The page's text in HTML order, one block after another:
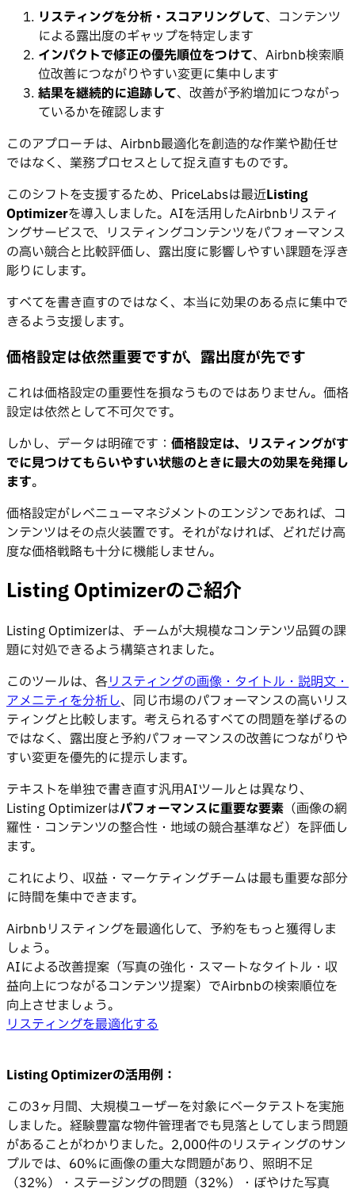
リスティングを分析・スコアリングして、コンテンツ
による露出度のギャップを特定します
インパクトで修正の優先順位をつけて、Airbnb検索順
位改善につながりやすい変更に集中します
結果を継続的に追跡して、改善が予約増加につながっ
ているかを確認します
このアプローチは、Airbnb最適化を創造的な作業や勘任せ
ではなく、業務プロセスとして捉え直すものです。
このシフトを支援するため、PriceLabsは最近Listing
Optimizerを導入しました。AIを活用したAirbnbリスティ
ングサービスで、リスティングコンテンツをパフォーマンス
の高い競合と比較評価し、露出度に影響しやすい課題を浮き
彫りにします。
すべてを書き直すのではなく、本当に効果のある点に集中で
きるよう支援します。
価格設定は依然重要ですが、露出度が先です
これは価格設定の重要性を損なうものではありません。価格
設定は依然として不可欠です。
しかし、データは明確です： 価格設定は、リスティングがす
でに見つけてもらいやすい状態のときに最大の効果を発揮し
ます。
価格設定がレベニューマネジメントのエンジンであれば、コ
ンテンツはその点火装置です。それがなければ、どれだけ高
度な価格戦略も十分に機能しません。
Listing Optimizerのご紹介
Listing Optimizerは、チームが大規模なコンテンツ品質の課
題に対処できるよう構築されました。
このツールは、各リスティングの画像・タイトル・説明文・
アメニティを分析し、同じ市場のパフォーマンスの高いリス
ティングと比較します。考えられるすべての問題を挙げるの
ではなく、露出度と予約パフォーマンスの改善につながりや
すい変更を優先的に提示します。
テキストを単独で書き直す汎用AIツールとは異なり、
Listing Optimizerはパフォーマンスに重要な要素 （画像の網
羅性・コンテンツの整合性・地域の競合基準など）を評価し
ます。
これにより、収益・マーケティングチームは最も重要な部分
に時間を集中できます。
Airbnbリスティングを最適化して、予約をもっと獲得しま
しょう。
AIによる改善提案（写真の強化・スマートなタイトル・収
益向上につながるコンテンツ提案）でAirbnbの検索順位を
向上させましょう。
リスティングを最適化する
Listing Optimizerの活用例：
この3ヶ月間、大規模ユーザーを対象にベータテストを実施
しました。経験豊富な物件管理者でも見落としてしまう問題
があることがわかりました。2,000件のリスティングのサン
プルでは、60%に画像の重大な問題があり、照明不足
（32%）・ステージングの問題（32%）・ぼやけた写真